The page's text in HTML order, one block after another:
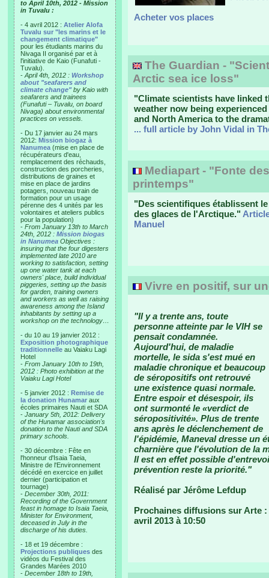
to April 10th, 2012 - Mission
in Tuvalu :
- 4 avril 2012 : Atelier Alofa
Tuvalu sur "les marins et le
changement climatique"
pour les étudiants marins du
Nivaga II organisé par et à
l'initiative de Kaio (Funafuti -
Tuvalu).
- April 4th, 2012 : Workshop
about "seafarers and
climate change"by Kaio with
seafarers and trainees
(Funafuti – Tuvalu, on board
Nivaga) about environmental
practices on vessels.
- Du 17 janvier au 24 mars
2012: Mission biogaz à
Nanumea (mise en place de
récupérateurs d'eau,
remplacement des réchauds,
construction des porcheries,
distributions de graines et
mise en place de jardins
potagers, nouveau train de
formation pour un usage
pérenne des 4 unités par les
volontaires et ateliers publics
pour la population)
- From January 13th to March
24th, 2012 : Mission biogas
in Nanumea Objectives :
insuring that the four digesters
implemented late 2010 are
working to satisfaction, setting
up one water tank at each
owners' place, build individual
piggeries, setting up the basis
for garden, training owners
and workers as well as raising
awareness among the Island
inhabitants by setting up a
workshop on the technology…
- du 10 au 19 janvier 2012 :
Exposition photographique
traditionnelle au Vaiaku Lagi
Hotel
- From January 10th to 19th,
2012 : Photo exhibition at the
Vaiaku Lagi Hotel
- 5 janvier 2012 : Remise de
la donation Hunamar aux
écoles primaires Nauti et SDA
- January 5th, 2012: Delivery
of the Hunamar association's
donation to the Nauti and SDA
primary schools.
- 30 décembre : Fête en
l'honneur d'Isaia Taeia,
Ministre de l'Environnement
décédé en exercice en juillet
dernier (participation et
tournage)
- December 30th, 2011:
Recording of the Government
feast in homage to Isaia Taeia,
Minister for Environment,
deceased in July in the
discharge of his duties.
- 18 et 19 décembre :
Projections publiques des
vidéos du Festival des
Grandes Marées 2010
- December 18th to 19th,
Acheter vos places
The Guardian -
Arctic sea ice loss"
"Climate scientists have linked
weather now being
and North America to the
... full article by John Vidal in
Mediapart - "Fonte
printemps"
"Des scientifiques établissent
des glaces de l'Arctique."
Manuel
Vivre en positif, sur
"Il y a trente ans, toute
personne atteinte par le VIH se
pensait condamnée.
Aujourd'hui, de maladie
mortelle, le sida s'est mué en
maladie chronique et beaucoup
de séropositifs ont retrouvé
une existence quasi normale.
Entre espoir et désespoir, ils
ont surmonté le «verdict de
séropositivité». Plus de trente
ans après le déclenchement de
l'épidémie, Maneval dresse un
charnière que l'évolution de la
Il est en effet possible
prévention reste la priorité."
Réalisé par Jérôme Lefdup
Prochaines diffusions sur Arte :
avril 2013 à 10:50